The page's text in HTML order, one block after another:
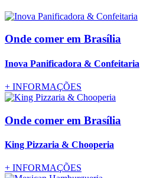
Onde comer em Brasília
Inova Panificadora & Confeitaria
+ INFORMAÇÕES
Onde comer em Brasília
King Pizzaria & Chooperia
+ INFORMAÇÕES